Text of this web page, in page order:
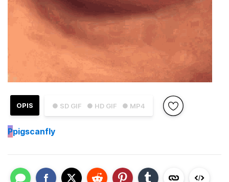
● SD GIF ● HD GIF ● MP4
OPIS
Ppigscanfly